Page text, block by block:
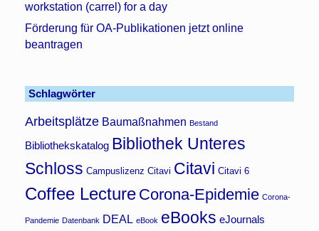
workstation (carrel) for a day
Förderung für OA-Publikationen jetzt online
beantragen
Schlagwörter
Arbeitsplätze Baumaßnahmen Bestand
Bibliothekskatalog Bibliothek Unteres
Schloss Campuslizenz Citavi Citavi Citavi 6
Coffee Lecture Corona-Epidemie Corona-
Pandemie Datenbank DEAL eBook eBooks eJournals